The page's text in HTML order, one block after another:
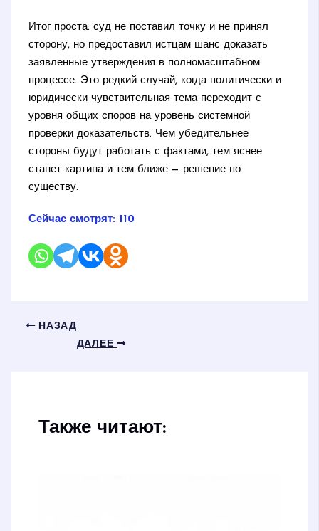
Итог проста: суд не поставил точку и не принял
сторону, но предоставил истцам шанс доказать
заявленные утверждения в полномасштабном
процессе. Это редкий случай, когда политически и
юридически чувствительная тема переходит с
уровня общих споров на уровень системной
проверки доказательств. Чем убедительнее
стороны будут работать с фактами, тем яснее
станет картина и тем ближе — решение по
существу.
Сейчас смотрят: 110
НАЗАД
ДАЛЕЕ
Также читают: